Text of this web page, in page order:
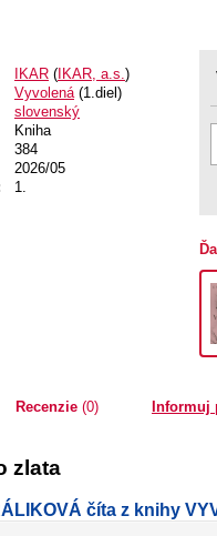
IKAR ( IKAR, a.s.)
Vyvolená(1.diel)
slovenský
Kniha
384
2026/05
1.
Recenzie(0) Informuj
zlata
číta z knihy